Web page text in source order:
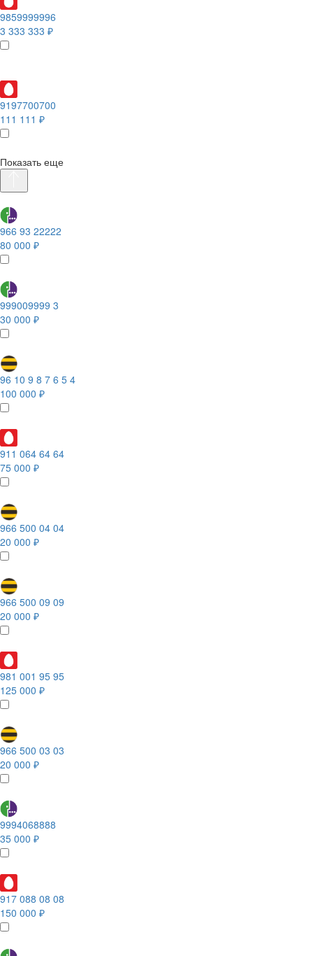
9859999996
3 333 333 ₽
9197700700
111 111 ₽
Показать еще
966 93 22222
80 000 ₽
999009999 3
30 000 ₽
96 10 9 8 7 6 5 4
100 000 ₽
911 064 64 64
75 000 ₽
966 500 04 04
20 000 ₽
966 500 09 09
20 000 ₽
981 001 95 95
125 000 ₽
966 500 03 03
20 000 ₽
9994068888
35 000 ₽
917 088 08 08
150 000 ₽